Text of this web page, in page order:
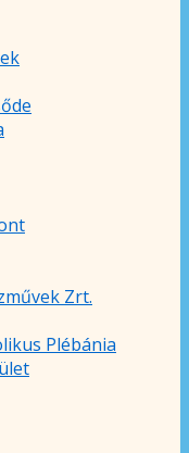
Zrt.
Plébánia